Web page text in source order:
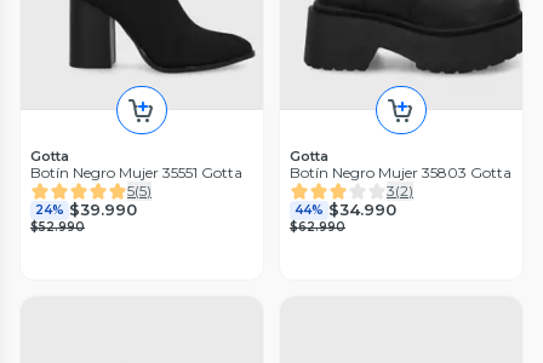
Gotta
Botín Negro Mujer 35551 Gotta
5(5)
24% $39.990
$52.990
Gotta
Botín Negro Mujer 35803 Gotta
3(2)
44% $34.990
$62.990